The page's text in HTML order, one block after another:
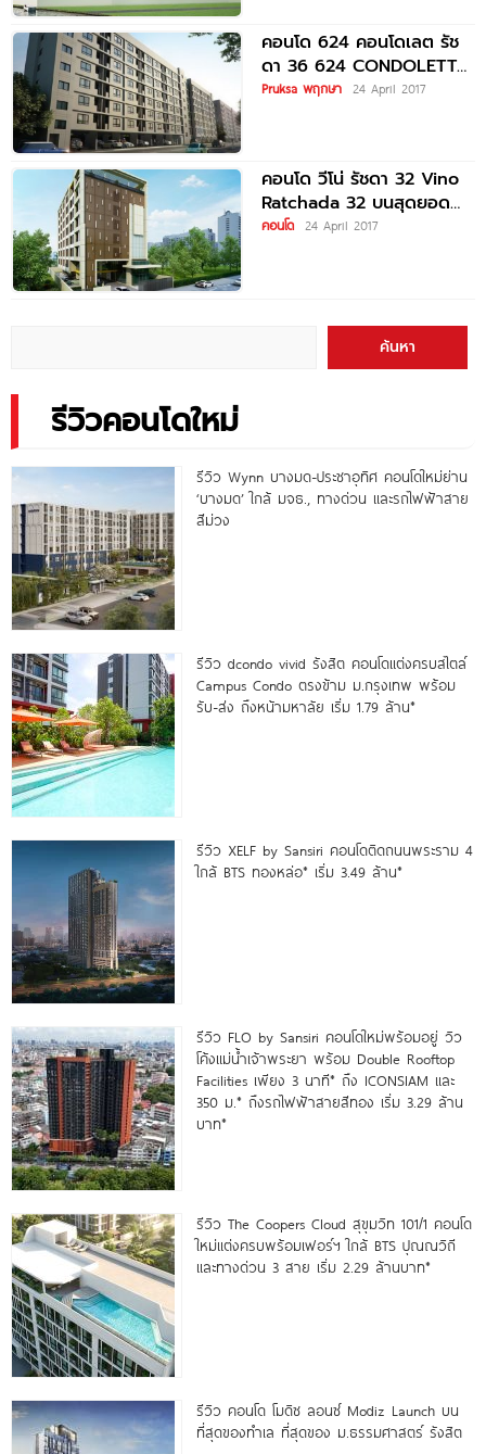
คอนโด 624 คอนโดเลต รัช
ดา 36 624 CONDOLETTE
RATCHADA 36
Pruksa พฤกษา 24 April 2017
คอนโด วีโน่ รัชดา 32 Vino
Ratchada 32 บนสุดยอด
ทำเล ย่านเสือใหญ่
คอนโด 24 April 2017
ค้นหา
รีวิวคอนโดใหม่
รีวิว Wynn บางมด-ประชาอุทิศ คอนโดใหม่ย่าน
‘บางมด’ ใกล้ มจธ., ทางด่วน และรถไฟฟ้าสาย
สีม่วง
รีวิว dcondo vivid รังสิต คอนโดแต่งครบสไตล์
Campus Condo ตรงข้าม ม.กรุงเทพ พร้อม
รับ-ส่ง ถึงหน้ามหาลัย เริ่ม 1.79 ล้าน*
รีวิว XELF by Sansiri คอนโดติดถนนพระราม 4
ใกล้ BTS ทองหล่อ* เริ่ม 3.49 ล้าน*
รีวิว FLO by Sansiri คอนโดใหม่พร้อมอยู่ วิว
โค้งแม่น้ำเจ้าพระยา พร้อม Double Rooftop
Facilities เพียง 3 นาที* ถึง ICONSIAM และ
350 ม.* ถึงรถไฟฟ้าสายสีทอง เริ่ม 3.29 ล้าน
บาท*
รีวิว The Coopers Cloud สุขุมวิท 101/1 คอนโด
ใหม่แต่งครบพร้อมเฟอร์ฯ ใกล้ BTS ปุณณวิถี
และทางด่วน 3 สาย เริ่ม 2.29 ล้านบาท*
รีวิว คอนโด โมดิซ ลอนซ์ Modiz Launch บน
ที่สุดของทำเล ที่สุดของ ม.ธรรมศาสตร์ รังสิต